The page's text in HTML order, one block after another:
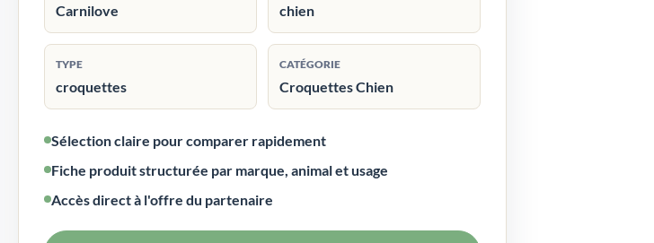
Carnilove chien
TYPE
croquettes
CATÉGORIE
Croquettes Chien
Sélection claire pour comparer rapidement
Fiche produit structurée par marque, animal et usage
Accès direct à l'offre du partenaire